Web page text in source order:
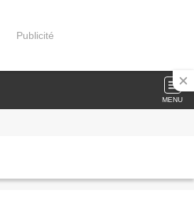
Publicité
MENU